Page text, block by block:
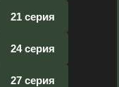
21 серия
24 серия
27 серия